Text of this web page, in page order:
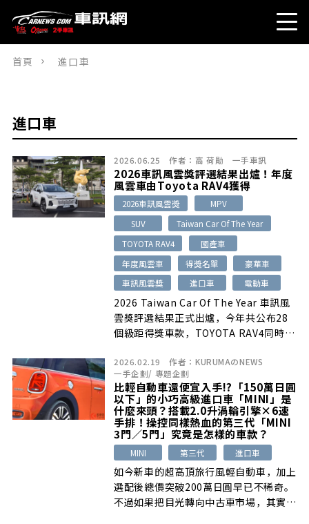
首頁 進口車
進口車
2026.06.25 作者： 高 荷勛 一手車訊
2026車訊風雲獎評選結果出爐！年度
風雲車由Toyota RAV4獲得
2026車訊風雲獎
MPV
SUV
Taiwan Car Of The Year
TOYOTA RAV4
國產車
年度風雲車
得獎名單
豪華車
車訊風雲獎
進口車 電動車
2026 Taiwan Car Of The Year 車訊風
雲獎評選結果正式出爐，今年共公布28
個級距得獎車款，TOYOTA RAV4同時獲
為2026年度風雲車。
2026.02.19 作者： KURUMAのNEWS
一手企劃/ 專題企劃
比輕自動車還便宜入手!?「150萬日圓
以下」的小巧高級進口車「MINI」是
什麼來頭？搭載2.0升渦輪引擎×6速
手排！操控同樣熱血的第三代「MINI
3門／5門」究竟是怎樣的車款？
MINI 第三代 進口車
如今新車的超高頂旅行風輕自動車，加上
選配後總價突破200萬日圓早已不稀奇。
不過如果把目光轉向中古車市場，其實用